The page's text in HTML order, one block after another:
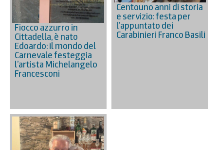
Fiocco azzurro in
Cittadella, è nato
Edoardo: il mondo del
Carnevale festeggia
l’artista Michelangelo
Francesconi
Centouno anni di storia
e servizio: festa per
l’appuntato dei
Carabinieri Franco Basili